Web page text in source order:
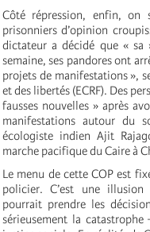
Côté répression, enfin, on
prisonniers d’opinion
dictateur a décidé que « sa
semaine, ses pandores ont
projets de manifestations »,
et des libertés (ECRF). Des
fausses nouvelles » après
manifestations autour du
écologiste indien Ajit
marche pacifique du Caire à
Le menu de cette COP est
policier. C’est une
pourrait prendre les
sérieusement la